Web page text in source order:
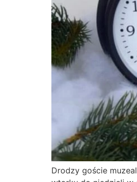
Drodzy goście